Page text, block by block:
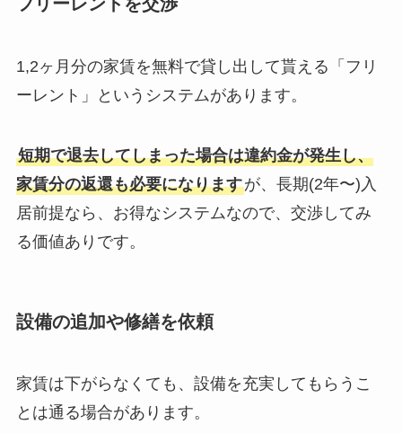
1,2ヶ月分の家賃を無料で貸し出して貰える「フリ
ーレント」というシステムがあります。
短期で退去してしまった場合は違約金が発生し、
家賃分の返還も必要になりますが、長期(2年〜)入
居前提なら、お得なシステムなので、交渉してみ
る価値ありです。
設備の追加や修繕を依頼
家賃は下がらなくても、設備を充実してもらうこ
とは通る場合があります。